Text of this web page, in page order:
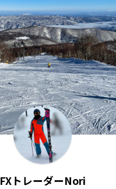
FXトレーダーNori